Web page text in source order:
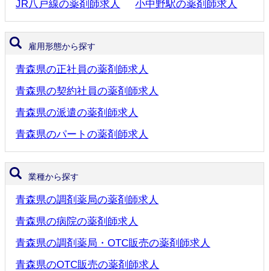
JR八戸線の薬剤師求人 小中野駅の薬剤師求人
雇用形態から探す
青森県の正社員の薬剤師求人
青森県の契約社員の薬剤師求人
青森県の派遣の薬剤師求人
青森県のパートの薬剤師求人
業種から探す
青森県の調剤薬局の薬剤師求人
青森県の病院の薬剤師求人
青森県の調剤薬局・OTC販売の薬剤師求人
青森県のOTC販売の薬剤師求人